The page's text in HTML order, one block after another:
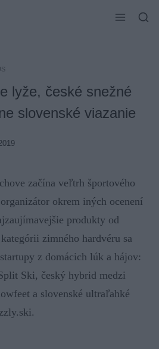
lyže, české snežné
slovenské viazanie
začína veľtrh športového
okrem iných ocenení
produkty od
zimného hardvéru sa
z domácich lúk a hájov:
Ski, český hybrid medzi
a slovenské ultraľahké